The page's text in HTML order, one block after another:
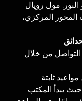
مول رويال
مكتب 214, ١٧ب المحور المركزي،
من خلال
ثابتة
يبدأ المكتب